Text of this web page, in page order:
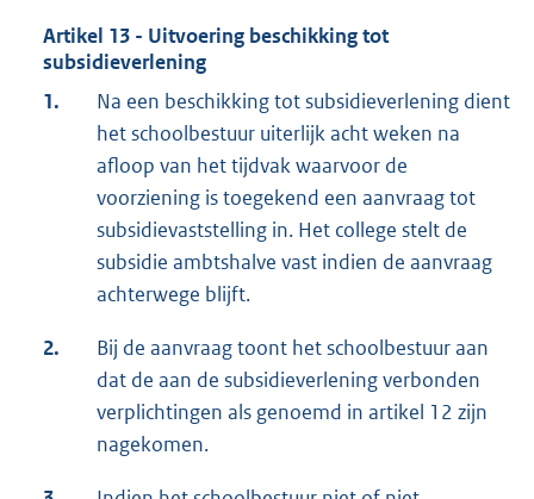
Artikel 13 - Uitvoering beschikking tot
subsidieverlening
1.
Na een beschikking tot subsidieverlening dient
het schoolbestuur uiterlijk acht weken na
afloop van het tijdvak waarvoor de
voorziening is toegekend een aanvraag tot
subsidievaststelling in. Het college stelt de
subsidie ambtshalve vast indien de aanvraag
achterwege blijft.
2.
Bij de aanvraag toont het schoolbestuur aan
dat de aan de subsidieverlening verbonden
verplichtingen als genoemd in artikel 12 zijn
nagekomen.